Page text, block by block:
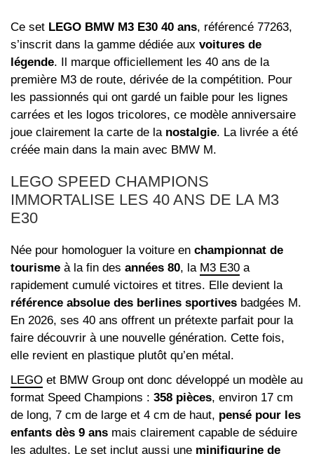
Ce set LEGO BMW M3 E30 40 ans, référencé 77263,
s’inscrit dans la gamme dédiée aux voitures de
légende. Il marque officiellement les 40 ans de la
première M3 de route, dérivée de la compétition. Pour
les passionnés qui ont gardé un faible pour les lignes
carrées et les logos tricolores, ce modèle anniversaire
joue clairement la carte de la nostalgie. La livrée a été
créée main dans la main avec BMW M.
LEGO SPEED CHAMPIONS
IMMORTALISE LES 40 ANS DE LA M3
E30
Née pour homologuer la voiture en championnat de
tourisme à la fin des années 80, la M3 E30 a
rapidement cumulé victoires et titres. Elle devient la
référence absolue des berlines sportives badgées M.
En 2026, ses 40 ans offrent un prétexte parfait pour la
faire découvrir à une nouvelle génération. Cette fois,
elle revient en plastique plutôt qu’en métal.
LEGO et BMW Group ont donc développé un modèle au
format Speed Champions : 358 pièces, environ 17 cm
de long, 7 cm de large et 4 cm de haut, pensé pour les
enfants dès 9 ans mais clairement capable de séduire
les adultes. Le set inclut aussi une minifigurine de